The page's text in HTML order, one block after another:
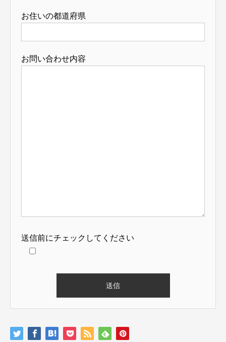
お住いの都道府県
お問い合わせ内容
送信前にチェックしてください